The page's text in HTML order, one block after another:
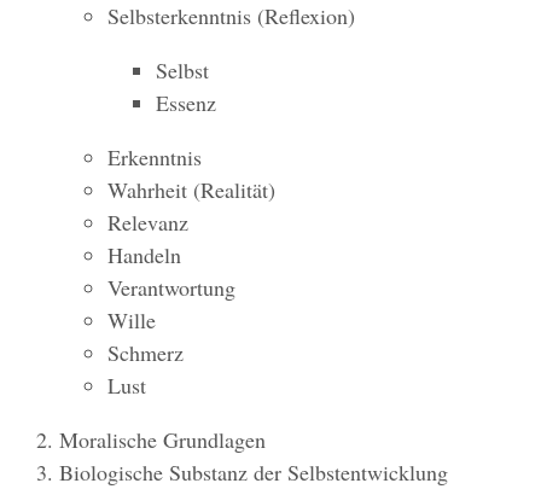
Selbsterkenntnis (Reflexion)
Selbst
Essenz
Erkenntnis
Wahrheit (Realität)
Relevanz
Handeln
Verantwortung
Wille
Schmerz
Lust
Moralische Grundlagen
Biologische Substanz der Selbstentwicklung